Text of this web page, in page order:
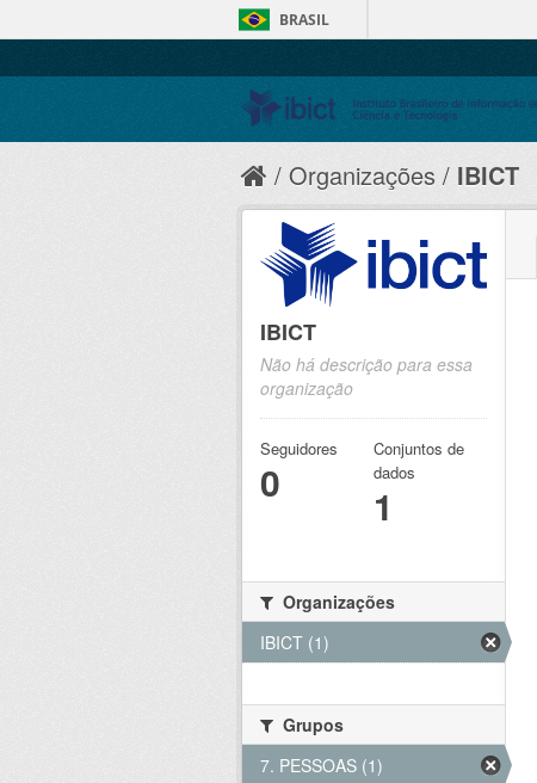
BRASIL
Organizações IBICT
IBICT
Não há descrição para essa
organização
Seguidores
0
Conjuntos de
dados
1
Organizações
IBICT (1)
Grupos
7. PESSOAS (1)